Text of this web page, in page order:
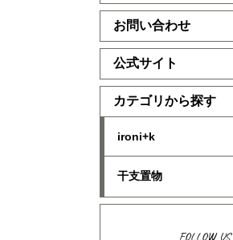
お問い合わせ
公式サイト
カテゴリから探す
ironi+k
干支置物
FOLLOW US